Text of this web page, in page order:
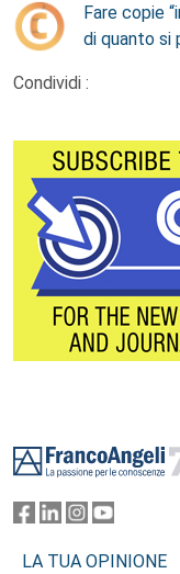
Fare copie
di quanto si
Condividi :
LA TUA OPINIONE